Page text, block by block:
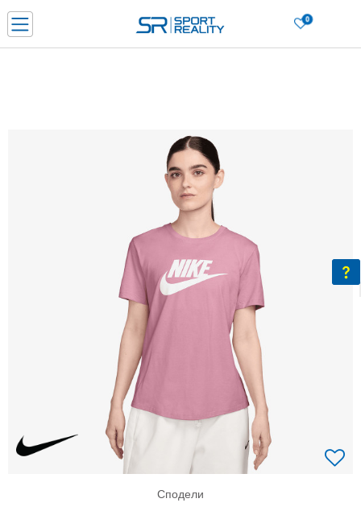
0
& COLLECT Платете со картичка online и подигнете во продавницата по ваш
ДОЗНАЈ ПОВЕЌЕ
Ценовник
ДОЗНАЈ ПОВЕЌЕ
Сподели